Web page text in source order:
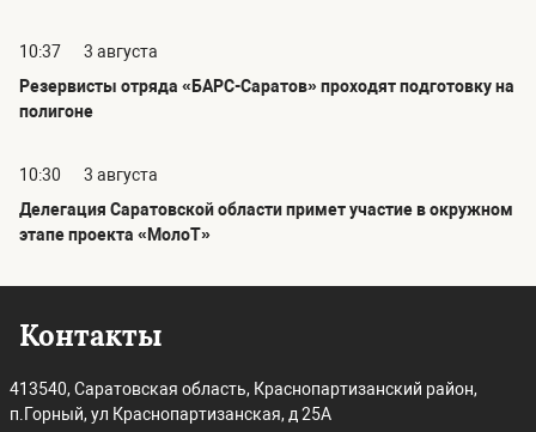
10:37
3 августа
Резервисты отряда «БАРС-Саратов» проходят подготовку на
полигоне
10:30
3 августа
Делегация Саратовской области примет участие в окружном
этапе проекта «МолоТ»
Контакты
413540, Саратовская область, Краснопартизанский район,
п.Горный, ул Краснопартизанская, д 25А